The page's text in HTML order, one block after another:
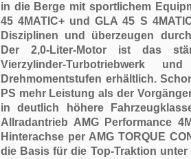
in die Berge mit sportlichem
45 4MATIC+ und GLA 45 S
Disziplinen und überzeugen
Der 2,0-Liter-Motor ist das
Vierzylinder-Turbotriebwerk
Drehmomentstufen erhältlich.
PS mehr Leistung als der
in deutlich höhere
Allradantrieb AMG Performance
Hinterachse per AMG TORQUE
die Basis für die Top-Traktion